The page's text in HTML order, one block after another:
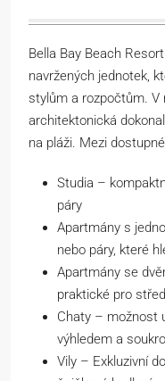
Bella Bay Beach
navržených jednotek,
stylům a rozpočtům.
architektonická
na pláži. Mezi
Studia –
páry
Apartmány s
nebo páry, které
Apartmány se
praktické pro
Chaty – možnost
výhledem a
Vily – Exkluzivní